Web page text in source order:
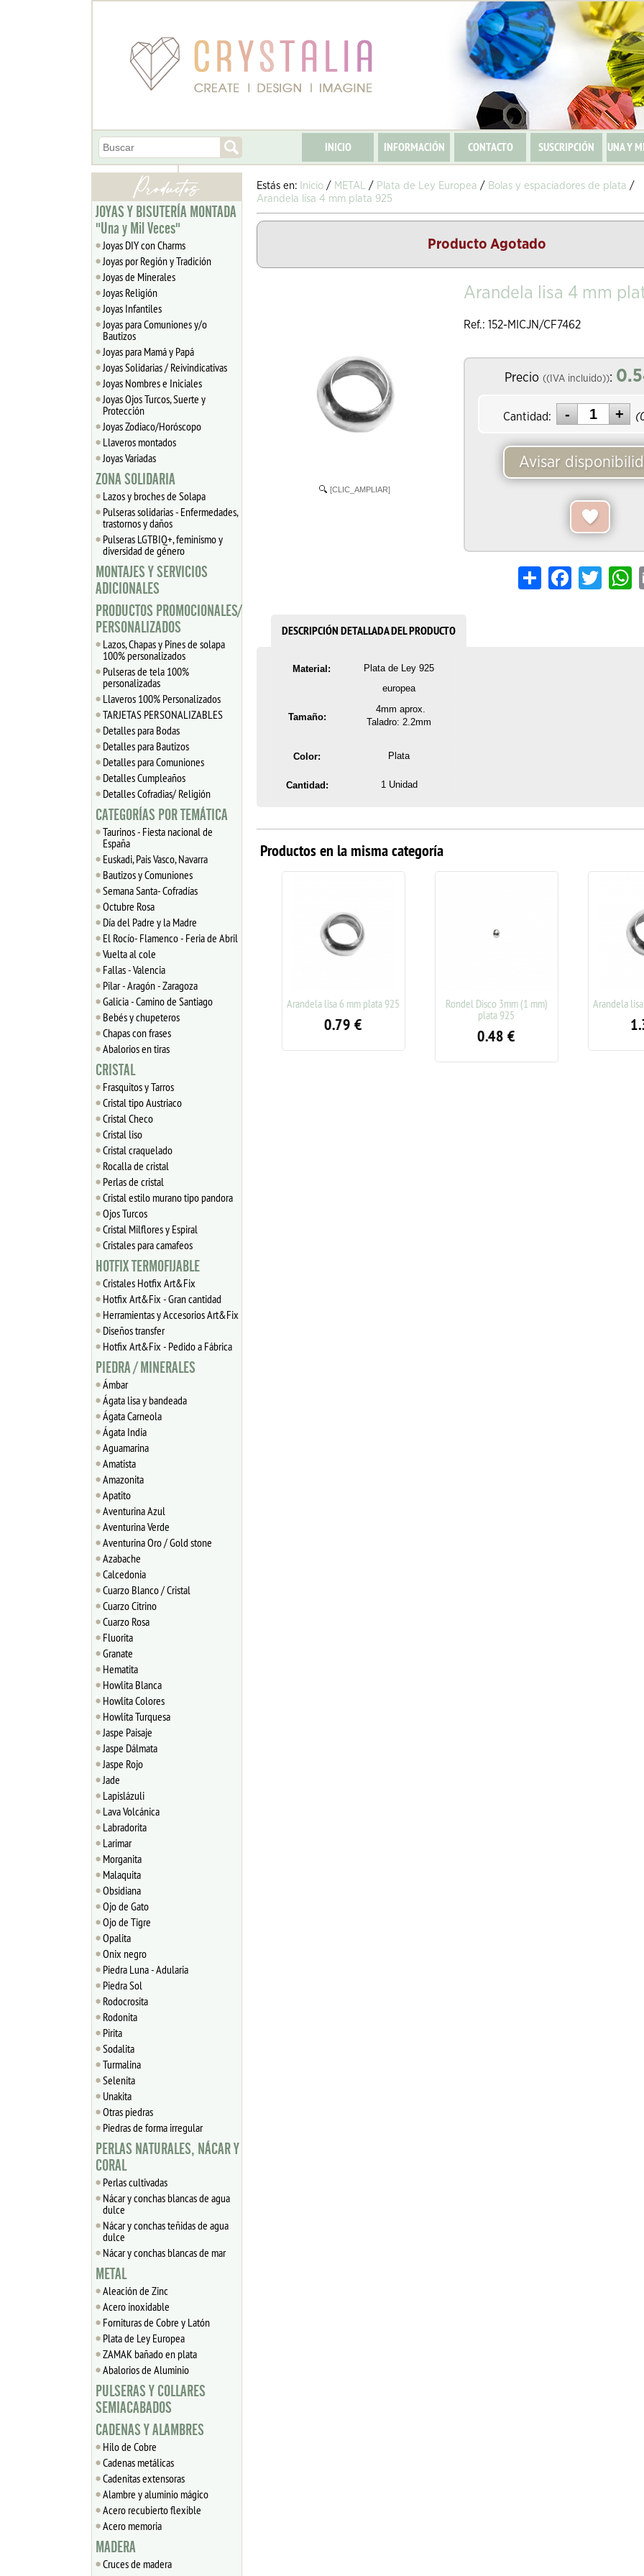
INICIO INFORMACIÓN CONTACTO SUSCRIPCIÓN UNA Y
JOYAS Y BISUTERÍA MONTADA
"Una y Mil Veces"
Joyas DIY con Charms
Joyas por Región y Tradición
Joyas de Minerales
Joyas Religión
Joyas Infantiles
Joyas para Comuniones y/o
Bautizos
Joyas para Mamá y Papá
Joyas Solidarias / Reivindicativas
Joyas Nombres e Iniciales
Joyas Ojos Turcos, Suerte y
Protección
Joyas Zodiaco/Horóscopo
Llaveros montados
Joyas Variadas
ZONA SOLIDARIA
Lazos y broches de Solapa
Pulseras solidarias - Enfermedades,
trastornos y daños
Pulseras LGTBIQ+, feminismo y
diversidad de género
MONTAJES Y SERVICIOS
ADICIONALES
PRODUCTOS PROMOCIONALES/
PERSONALIZADOS
Lazos, Chapas y Pines de solapa
100% personalizados
Pulseras de tela 100%
personalizadas
Llaveros 100% Personalizados
TARJETAS PERSONALIZABLES
Detalles para Bodas
Detalles para Bautizos
Detalles para Comuniones
Detalles Cumpleaños
Detalles Cofradias/ Religión
CATEGORÍAS POR TEMÁTICA
Taurinos - Fiesta nacional de
España
Euskadi, Pais Vasco, Navarra
Bautizos y Comuniones
Semana Santa- Cofradías
Octubre Rosa
Día del Padre y la Madre
El Rocío- Flamenco - Feria de Abril
Vuelta al cole
Fallas - Valencia
Pilar - Aragón - Zaragoza
Galicia - Camino de Santiago
Bebés y chupeteros
Chapas con frases
Abalorios en tiras
CRISTAL
Frasquitos y Tarros
Cristal tipo Austriaco
Cristal Checo
Cristal liso
Cristal craquelado
Rocalla de cristal
Perlas de cristal
Cristal estilo murano tipo pandora
Ojos Turcos
Cristal Milflores y Espiral
Cristales para camafeos
HOTFIX TERMOFIJABLE
Cristales Hotfix Art&Fix
Hotfix Art&Fix - Gran cantidad
Herramientas y Accesorios Art&Fix
Diseños transfer
Hotfix Art&Fix - Pedido a Fábrica
PIEDRA / MINERALES
Ámbar
Ágata lisa y bandeada
Ágata Carneola
Ágata India
Aguamarina
Amatista
Amazonita
Apatito
Aventurina Azul
Aventurina Verde
Aventurina Oro / Gold stone
Azabache
Calcedonia
Cuarzo Blanco / Cristal
Cuarzo Citrino
Cuarzo Rosa
Fluorita
Granate
Hematita
Howlita Blanca
Howlita Colores
Howlita Turquesa
Jaspe Paisaje
Jaspe Dálmata
Jaspe Rojo
Jade
Lapislázuli
Lava Volcánica
Labradorita
Larimar
Morganita
Malaquita
Obsidiana
Ojo de Gato
Ojo de Tigre
Opalita
Onix negro
Piedra Luna - Adularia
Piedra Sol
Rodocrosita
Rodonita
Pirita
Sodalita
Turmalina
Selenita
Unakita
Otras piedras
Piedras de forma irregular
PERLAS NATURALES, NÁCAR Y
CORAL
Perlas cultivadas
Nácar y conchas blancas de agua
dulce
Nácar y conchas teñidas de agua
dulce
Nácar y conchas blancas de mar
METAL
Aleación de Zinc
Acero inoxidable
Fornituras de Cobre y Latón
Plata de Ley Europea
ZAMAK bañado en plata
Abalorios de Aluminio
PULSERAS Y COLLARES
SEMIACABADOS
CADENAS Y ALAMBRES
Hilo de Cobre
Cadenas metálicas
Cadenitas extensoras
Alambre y aluminio mágico
Acero recubierto flexible
Acero memoria
MADERA
Cruces de madera
Estás en: Inicio / METAL / Plata de Ley Europea / Bolas y espaciadores de plata /
Arandela lisa 4 mm plata 925
Producto Agotado
[CLIC_AMPLIAR]
Arandela lisa 4 mm
Ref.: 152-MICJN/CF7462
Precio ((IVA incluido)):
Cantidad: (
Avisar
Share FacebookTwitter
DESCRIPCIÓN DETALLADA DEL PRODUCTO
Material:
Plata de Ley 925
europea
Tamaño:
4mm aprox.
Taladro: 2.2mm
Color: Plata
Cantidad: 1 Unidad
Productos en la misma categoría
Rondel Disco 6mm (1.8 mm)
plata 925
1.86
Arandela lisa 6 mm plata 925
0.79€
Rondel Disco 3mm (1 mm)
plata 925
0.48€
Arandela lisa